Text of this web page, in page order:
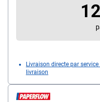
Livraison directe par
livraison